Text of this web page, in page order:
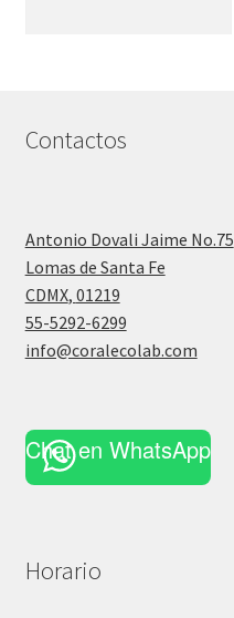
Contactos
Antonio Dovali Jaime No.75
Lomas de Santa Fe
CDMX, 01219
55-5292-6299
info@coralecolab.com
Chat en WhatsApp
Horario